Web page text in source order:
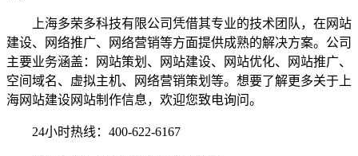
上海多荣多科技有限公司凭借其专业的技术团队，在网站
建设、网络推广、网络营销等方面提供成熟的解决方案。公司
主要业务涵盖：网站策划、网站建设、网站优化、网站推广、
空间域名、虚拟主机、网络营销策划等。想要了解更多关于上
海网站建设网站制作信息，欢迎您致电询问。
24小时热线：400-622-6167